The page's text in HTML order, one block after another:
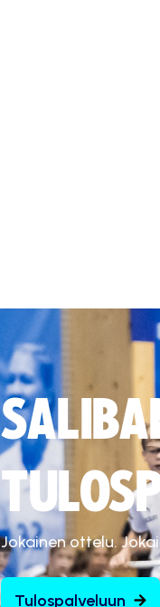
Jokainen ottelu.
Tulospalveluun